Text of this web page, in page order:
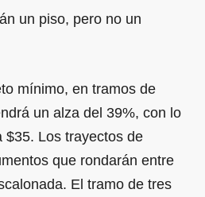
un piso, pero no un
mínimo, en tramos de
un alza del 39%, con lo
$35. Los trayectos de
que rondarán entre
El tramo de tres